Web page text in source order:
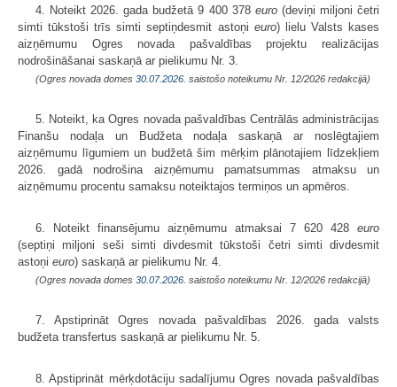
4. Noteikt 2026. gada budžetā 9 400 378 euro(deviņi miljoni četri
simti tūkstoši trīs simti septiņdesmit astoņi euro) lielu Valsts kases
aizņēmumu Ogres novada pašvaldības projektu realizācijas
nodrošināšanai saskaņā ar pielikumu Nr. 3.
(Ogres novada domes 30.07.2026. saistošo noteikumu Nr. 12/2026 redakcijā)
5. Noteikt, ka Ogres novada pašvaldības Centrālās administrācijas
Finanšu nodaļa un Budžeta nodaļa saskaņā ar noslēgtajiem
aizņēmumu līgumiem un budžetā šim mērķim plānotajiem līdzekļiem
2026. gadā nodrošina aizņēmumu pamatsummas atmaksu un
aizņēmumu procentu samaksu noteiktajos termiņos un apmēros.
6. Noteikt finansējumu aizņēmumu atmaksai 7 620 428 euro
(septiņi miljoni seši simti divdesmit tūkstoši četri simti divdesmit
astoņi euro) saskaņā ar pielikumu Nr. 4.
(Ogres novada domes 30.07.2026. saistošo noteikumu Nr. 12/2026 redakcijā)
7. Apstiprināt Ogres novada pašvaldības 2026. gada valsts
budžeta transfertus saskaņā ar pielikumu Nr. 5.
8. Apstiprināt mērķdotāciju sadalījumu Ogres novada pašvaldības